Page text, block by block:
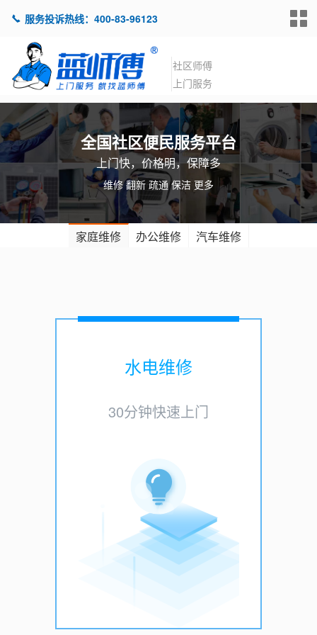
服务投诉热线：400-83-96123
社区师傅
上门服务
全国社区便民服务平台
上门快，价格明，保障多
维修 翻新 疏通 保洁 更多
家庭维修 办公维修 汽车维修
水电维修
30分钟快速上门